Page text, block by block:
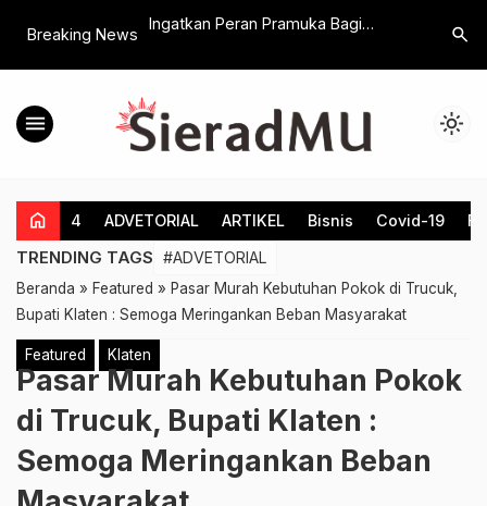
Breaking News
Formulir di
Ingatkan Peran Pramuka Bagi
Gerakan Pramuka Klaten Lepas
Puluhan Peserta Jamnas XII
Jelang
Jaga
search
menu light_mode
home 4 ADVETORIAL ARTIKEL Bisnis Covid-19
TRENDING TAGS #ADVETORIAL
Beranda » Featured » Pasar Murah Kebutuhan Pokok di Trucuk,
Bupati Klaten : Semoga Meringankan Beban Masyarakat
Featured Klaten
Pasar Murah Kebutuhan Pokok
di Trucuk, Bupati Klaten :
Semoga Meringankan Beban